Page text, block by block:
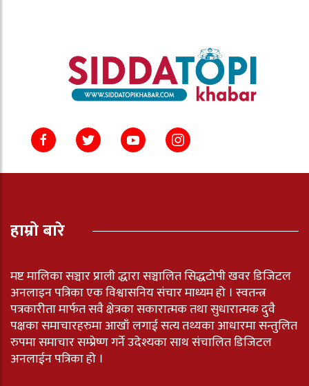
हाम्रो बारे
मष्ट मालिका सञ्चार प्राली द्धारा सञ्चालित सिद्धटोपी खवर डिजिटल
अनलाइन पत्रिका एक विश्वासनिय संचार माध्यम हो । स्वतन्त्र
पत्रकारीता मार्फत सवै क्षेत्रका सकारात्मक तथा सुधारात्मक दुवै
पक्षका समाचारहरुमा आखाँ लगाई सत्य तथ्यका आधारमा सन्तुलित
रुपमा समाचार सम्प्रेष्ण गर्ने उदेश्यका साथ संचालित डिजिटल
अनलाईन पत्रिका हो ।